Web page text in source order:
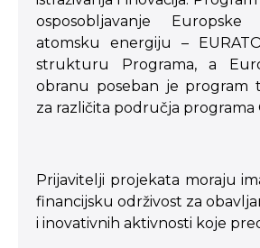
osposobljavanje
atomsku energiju –
strukturu Programa, a
obranu poseban je program
za različita područja programa
Prijavitelji projekata moraju
financijsku održivost za
i inovativnih aktivnosti koje